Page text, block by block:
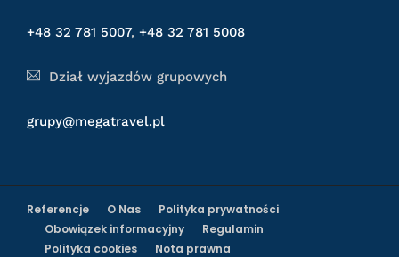
+48 32 781 5007, +48 32 781 5008
Dział wyjazdów grupowych
grupy@megatravel.pl
Referencje O Nas
Polityka prywatności
Obowiązek informacyjny
Regulamin
Polityka cookies
Nota prawna